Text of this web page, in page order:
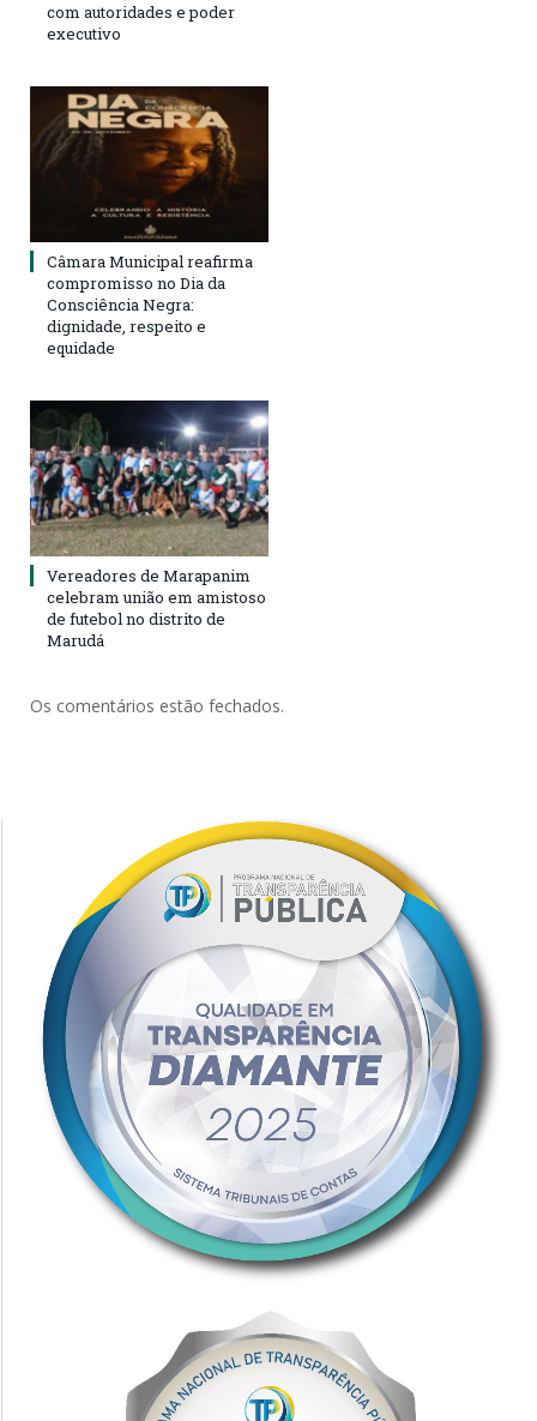
com autoridades e poder
executivo
Câmara Municipal reafirma
compromisso no Dia da
Consciência Negra:
dignidade, respeito e
equidade
Vereadores de Marapanim
celebram união em amistoso
de futebol no distrito de
Marudá
Os comentários estão fechados.